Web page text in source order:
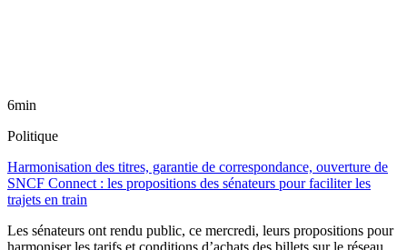
6min
Politique
Harmonisation des titres, garantie de correspondance, ouverture de
SNCF Connect : les propositions des sénateurs pour faciliter les
trajets en train
Les sénateurs ont rendu public, ce mercredi, leurs propositions pour
harmoniser les tarifs et conditions d’achats des billets sur le réseau